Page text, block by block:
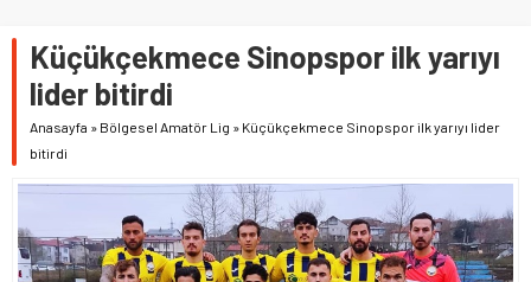
Küçükçekmece Sinopspor ilk yarıyı
lider bitirdi
Anasayfa » Bölgesel Amatör Lig » Küçükçekmece Sinopspor ilk yarıyı lider
bitirdi